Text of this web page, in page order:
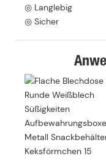
◎ Langlebig
◎ Sicher